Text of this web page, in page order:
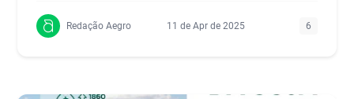
Redação Aegro 11 de Apr de 2025 6